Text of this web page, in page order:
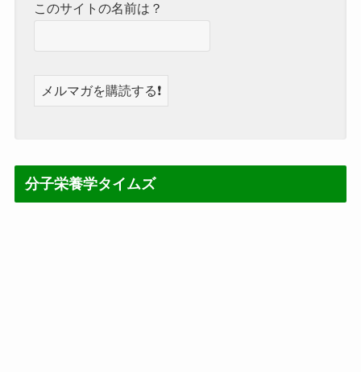
このサイトの名前は？
分子栄養学タイムズ